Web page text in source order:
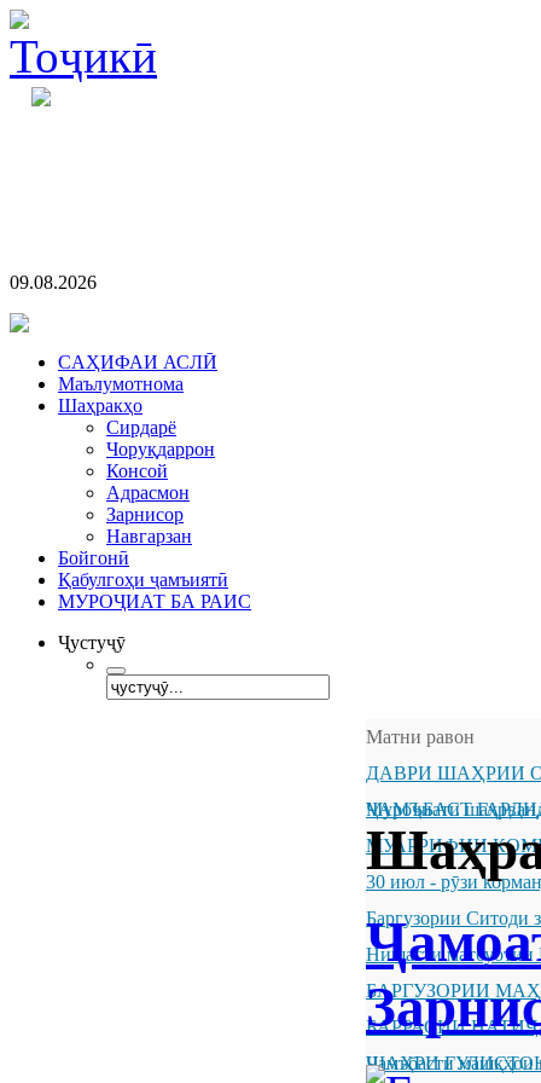
09.08.2026
CАҲИФАИ АСЛӢ
Маълумотнома
Шаҳракҳо
Сирдарё
Чоруқдаррон
Консой
Адрасмон
Зарнисор
Навгарзан
Бойгонӣ
Қабулгоҳи ҷамъиятӣ
МУРОҶИАТ БА РАИС
Ҷустуҷӯ
Матни равон
ДАВРИ ШАҲРИИ
ҶАМЪБАСТ
Муроҷиати
МУАРРИФИИ
30 июл - рӯзи
Баргузории Ситоди
Нишасти матбуотии
БАРГУЗОРИИ
БАРРАСИИ
ШАҲРИ
Ҷамъбасти машқҳои